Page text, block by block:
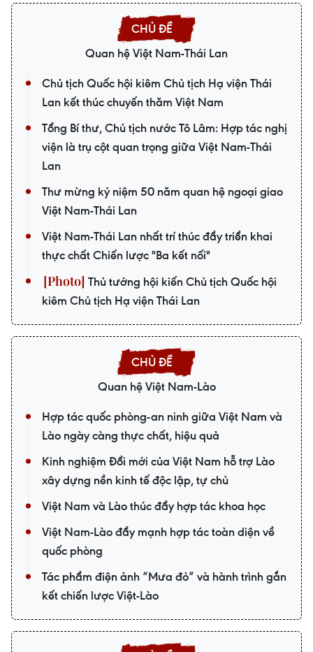
Quan hệ Việt Nam-Thái Lan
Chủ tịch Quốc hội kiêm Chủ tịch Hạ viện Thái
Lan kết thúc chuyến thăm Việt Nam
Tổng Bí thư, Chủ tịch nước Tô Lâm: Hợp tác nghị
viện là trụ cột quan trọng giữa Việt Nam-Thái
Lan
Thư mừng kỷ niệm 50 năm quan hệ ngoại giao
Việt Nam-Thái Lan
Việt Nam-Thái Lan nhất trí thúc đẩy triển khai
thực chất Chiến lược "Ba kết nối"
Thủ tướng hội kiến Chủ tịch Quốc hội
kiêm Chủ tịch Hạ viện Thái Lan
Quan hệ Việt Nam-Lào
Hợp tác quốc phòng-an ninh giữa Việt Nam và
Lào ngày càng thực chất, hiệu quả
Kinh nghiệm Đổi mới của Việt Nam hỗ trợ Lào
xây dựng nền kinh tế độc lập, tự chủ
Việt Nam và Lào thúc đẩy hợp tác khoa học
Việt Nam-Lào đẩy mạnh hợp tác toàn diện về
quốc phòng
Tác phẩm điện ảnh “Mưa đỏ” và hành trình gắn
kết chiến lược Việt-Lào